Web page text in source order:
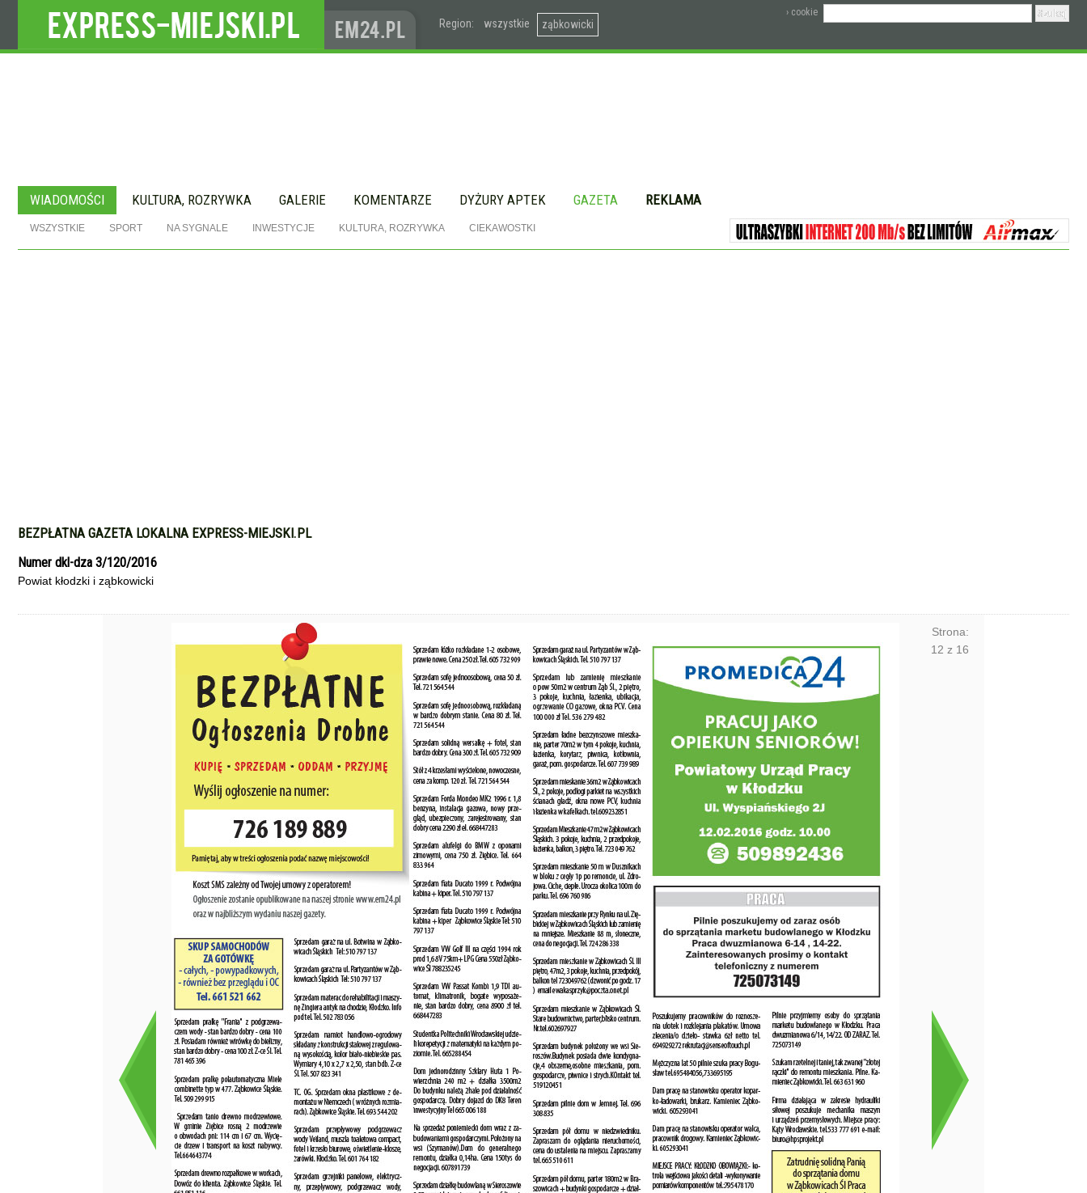
Region: wszystkie ząbkowicki
› cookie
WIADOMOŚCI KULTURA, ROZRYWKA GALERIE KOMENTARZE DYŻURY APTEK GAZETA REKLAMA
WSZYSTKIE SPORT NA SYGNALE INWESTYCJE KULTURA, ROZRYWKA CIEKAWOSTKI
BEZPŁATNA GAZETA LOKALNA EXPRESS-MIEJSKI.PL
Numer dkl-dza 3/120/2016
Powiat kłodzki i ząbkowicki
Strona:
12 z 16